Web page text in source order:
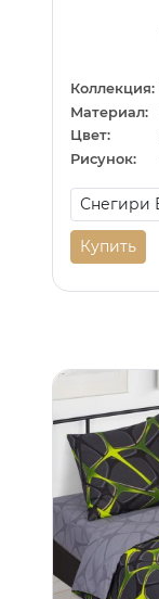
Коллекция:
Материал:
Цвет:
Рисунок:
Купить